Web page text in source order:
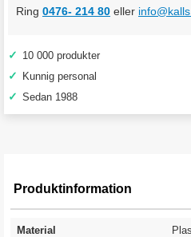
Ring 0476- 214 80 eller
✓ 10 000 produkter
✓ Kunnig personal
✓ Sedan 1988
Produktinformation
Material